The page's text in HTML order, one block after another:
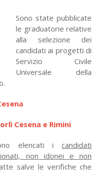
Sono state pubblicate
le graduatorie relative
alla selezione dei
candidati ai progetti di
Servizio Civile
Universale della
Cesena e Rimini
elencati i candidati
non idonei e non
salve le verifiche che